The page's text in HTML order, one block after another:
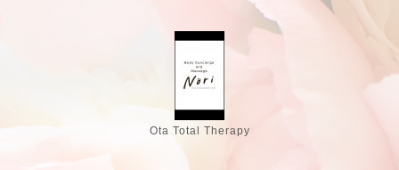
Ota Total Therapy